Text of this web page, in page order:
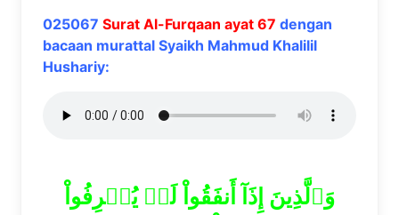
025067 Surat Al-Furqaan ayat 67 dengan
bacaan murattal Syaikh Mahmud Khalilil
Hushariy:
وَٱلَّذِينَ إِذَآ أَنفَقُواْ لَمۡ يُسۡرِفُواْ